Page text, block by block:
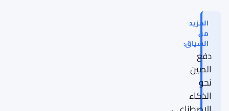
المزيد
من
السياق:
دفع
الصين
نحو
الذكاء